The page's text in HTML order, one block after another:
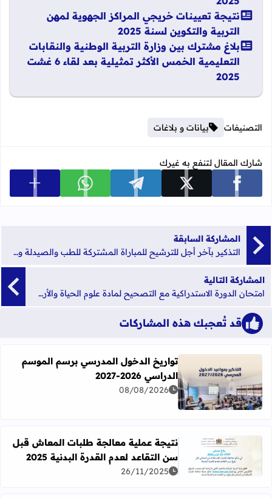
نتيجة تعيينات خريجي المراكز الجهوية لمهن
التربية والتكوين لسنة 2025
بلاغ مشترك بين وزارة التربية الوطنية والنقابات
التعليمية الخمس الأكثر تمثيلية بعد لقاء 6 غشت
2025
التصنيفات بيانات و بلاغات
شارك المقال لتنفع به غيرك
شارك على facebook شارك على x شارك على telegram شارك على whatsapp عرض
المشاركة السابقة
التذكير بآخر أجل للترشيح للمباراة المشتركة للطب والصيدلة وطب الأسنان
المشاركة التالية
امتحان الدورة الاستدراكية مع التصحيح لمادة علوم الحياة والأرض شعبة العلوم التجريبية مسلك علوم الحياة والأرض 2020
قد تُعجبك هذه المشاركات
اقرأ المزيد عن تواريخ الدخول المدرسي برسم الموسم الدراسي 2026-
تواريخ الدخول المدرسي برسم الموسم
الدراسي 2026-2027
08/08/2026
اقرأ المزيد عن نتيجة عملية معالجة طلبات المعاش قبل سن
نتيجة عملية معالجة طلبات المعاش قبل
سن التقاعد لعدم القدرة البدنية 2025
26/11/2025